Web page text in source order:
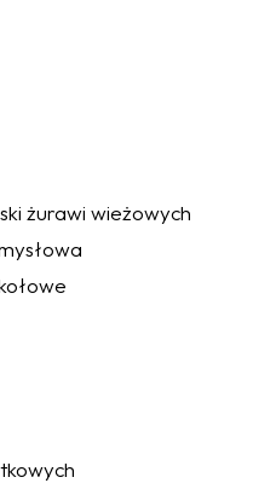
żurawi wieżowych